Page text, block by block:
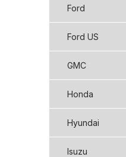
Ford
Ford US
GMC
Honda
Hyundai
Isuzu